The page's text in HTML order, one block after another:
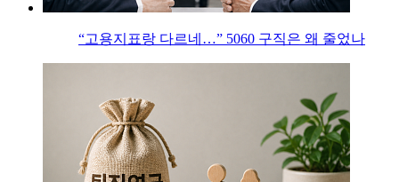
“고용지표랑 다르네…” 5060 구직은 왜 줄었나